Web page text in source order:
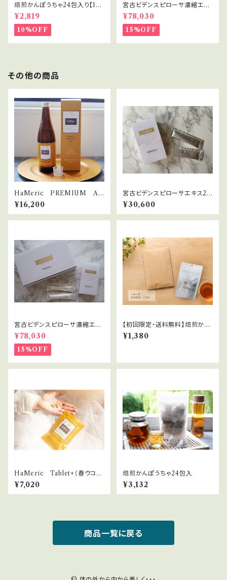
焙煎かんぽうちゃ24包入り【1ヵ
月に1回のお届け定期便計6回】
¥2,819
10%OFF
宮古ビデンスピローサ濃縮エキ
ス
¥78,030
15%OFF
その他の商品
HaMeric PREMIUM Aq
ua 春ウコン水
¥16,200
宮古ビデンスピローサエキス20
包
¥30,600
宮古ビデンスピローサ濃縮エキ
ス
¥78,030
15%OFF
【初回限定・送料無料】焙煎かん
ぽうちゃ お試し10包（通常1,512
円→1,380円）
¥1,380
HaMeric Tablet+（春ウコン
粉末、宮古ビデンスピローサエ
キス粉末加工食品）
¥7,020
焙煎かんぽうちゃ24包入
¥3,132
商品一覧に戻る